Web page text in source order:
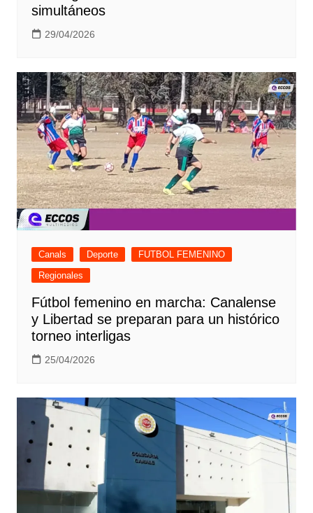
simultáneos
29/04/2026
Canals Deporte
FUTBOL FEMENINO
Regionales
Fútbol femenino en marcha: Canalense
y Libertad se preparan para un histórico
torneo interligas
25/04/2026